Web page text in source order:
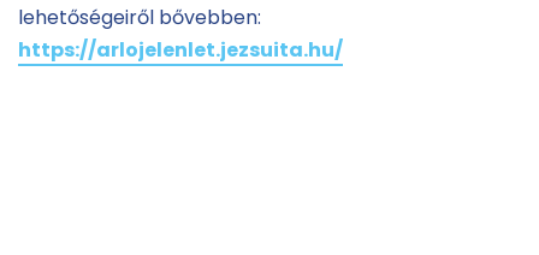
lehetőségeiről bővebben:
https://arlojelenlet.jezsuita.hu/